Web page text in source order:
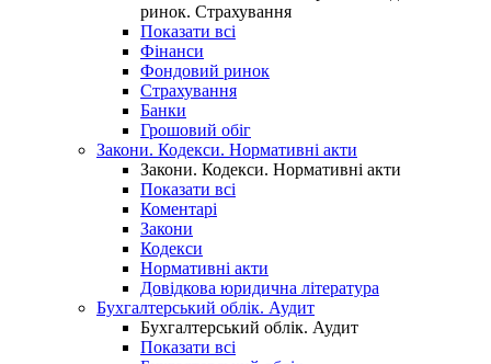
ринок. Страхування
Показати всі
Фінанси
Фондовий ринок
Страхування
Банки
Грошовий обіг
Закони. Кодекси. Нормативні акти
Закони. Кодекси. Нормативні акти
Показати всі
Коментарі
Закони
Кодекси
Нормативні акти
Довідкова юридична література
Бухгалтерський облік. Аудит
Бухгалтерський облік. Аудит
Показати всі